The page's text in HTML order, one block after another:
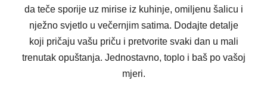
da teče sporije uz mirise iz kuhinje, omiljenu šalicu i
nježno svjetlo u večernjim satima. Dodajte detalje
koji pričaju vašu priču i pretvorite svaki dan u mali
trenutak opuštanja. Jednostavno, toplo i baš po vašoj
mjeri.